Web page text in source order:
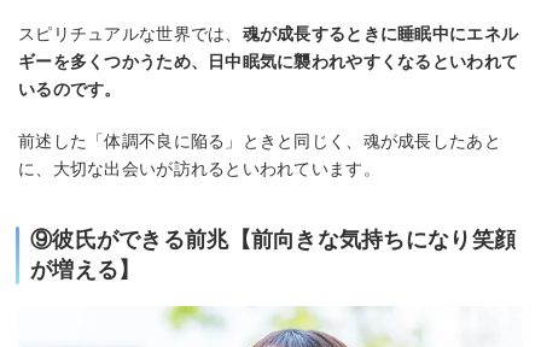
スピリチュアルな世界では、 魂が成長するときに睡眠中にエネル
ギーを多くつかうため、日中眠気に襲われやすくなるといわれて
いるのです。
前述した「体調不良に陥る」ときと同じく、魂が成長したあと
に、大切な出会いが訪れるといわれています。
⑨彼氏ができる前兆【前向きな気持ちになり笑顔
が増える】